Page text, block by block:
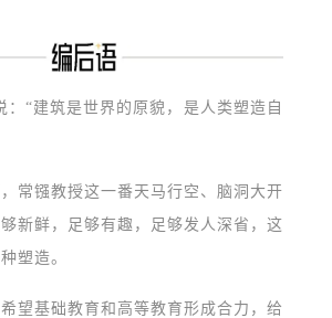
：“建筑是世界的原貌，是人类塑造自
常镪教授这一番天马行空、脑洞大开
新鲜，足够有趣，足够发人深省，这
塑造。
望基础教育和高等教育形成合力，给